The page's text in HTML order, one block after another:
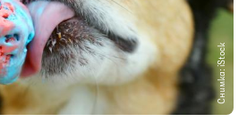
Снимка: iStock